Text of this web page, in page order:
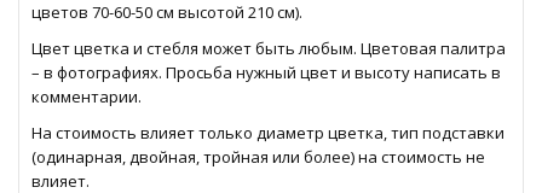
цветов 70-60-50 см высотой 210 см).
Цвет цветка и стебля может быть любым. Цветовая палитра
– в фотографиях. Просьба нужный цвет и высоту написать в
комментарии.
На стоимость влияет только диаметр цветка, тип подставки
(одинарная, двойная, тройная или более) на стоимость не
влияет.